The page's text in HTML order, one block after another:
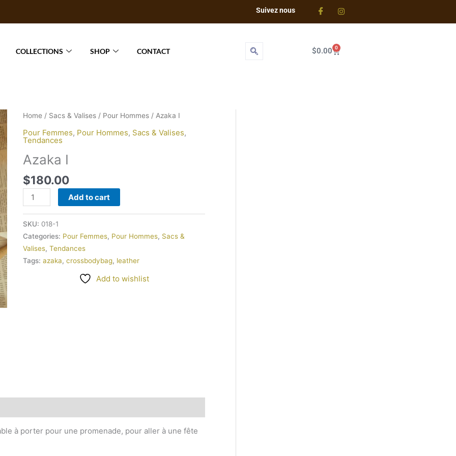
Suivez nous
COLLECTIONS SHOP CONTACT $0.00 0
Cart
Home/ Sacs & Valises/ Pour Hommes/ Azaka I
Pour Femmes, Pour Hommes, Sacs & Valises,
Tendances
Azaka I
$180.00
Azaka
quantity
Add to cart
SKU: 018-1
Categories: Pour Femmes, Pour Hommes, Sacs &
Valises, Tendances
Tags: azaka, crossbodybag, leather
Add to wishlist
à porter pour une promenade, pour aller à une fête